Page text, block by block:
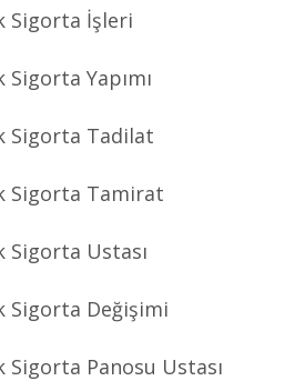
Sigorta İşleri
Sigorta Yapımı
Sigorta Tadilat
Sigorta Tamirat
Sigorta Ustası
Sigorta Değişimi
Sigorta Panosu Ustası